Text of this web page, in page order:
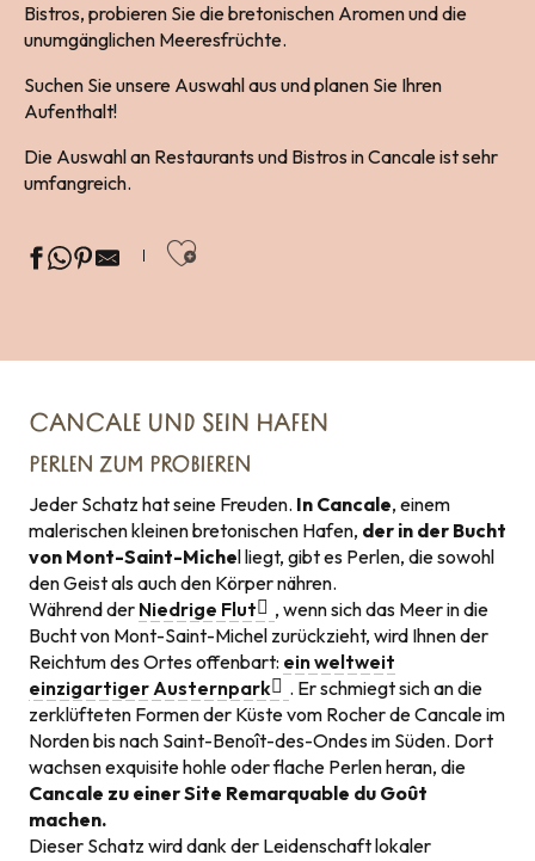
Bistros, probieren Sie die bretonischen Aromen und die
unumgänglichen Meeresfrüchte.
Suchen Sie unsere Auswahl aus und planen Sie Ihren
Aufenthalt!
Die Auswahl an Restaurants und Bistros in Cancale ist sehr
umfangreich.
Ajouter aux favoris
CANCALE UND SEIN HAFEN
PERLEN ZUM PROBIEREN
Jeder Schatz hat seine Freuden. In Cancale, einem
malerischen kleinen bretonischen Hafen, der in der Bucht
von Mont-Saint-Michel liegt, gibt es Perlen, die sowohl
den Geist als auch den Körper nähren.
Während der Niedrige Flut
, wenn sich das Meer in die
Bucht von Mont-Saint-Michel zurückzieht, wird Ihnen der
Reichtum des Ortes offenbart: ein weltweit
einzigartiger Austernpark
. Er schmiegt sich an die
zerklüfteten Formen der Küste vom Rocher de Cancale im
Norden bis nach Saint-Benoît-des-Ondes im Süden. Dort
wachsen exquisite hohle oder flache Perlen heran, die
Cancale zu einer Site Remarquable du Goût
machen.
Dieser Schatz wird dank der Leidenschaft lokaler